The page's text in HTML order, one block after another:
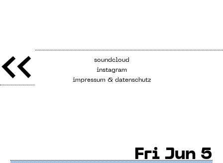
soundcloud
instagram
impressum & datenschutz
Fri Jun 5